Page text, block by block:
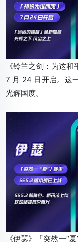
《铃兰之剑：为这
7 月 24 日开启。这
光辉国度。
《伊瑟》「突然一“